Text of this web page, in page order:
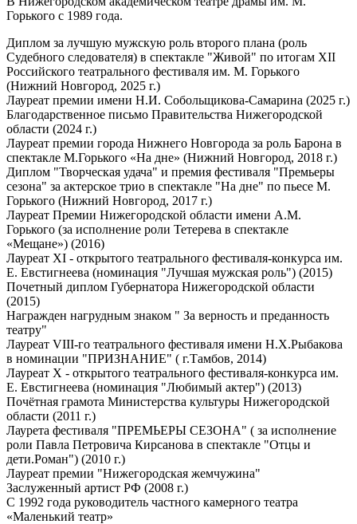
Горького с 1989 года.
Диплом за лучшую мужскую роль второго плана (роль
Судебного следователя) в спектакле "Живой" по итогам ХII
Российского театрального фестиваля им. М. Горького
(Нижний Новгород, 2025 г.)
Лауреат премии имени Н.И. Собольщикова-Самарина (2025 г.)
Благодарственное письмо Правительства Нижегородской
области (2024 г.)
Лауреат премии города Нижнего Новгорода за роль Барона в
спектакле М.Горького «На дне» (Нижний Новгород, 2018 г.)
Диплом "Творческая удача" и премия фестиваля "Премьеры
сезона" за актерское трио в спектакле "На дне" по пьесе М.
Горького (Нижний Новгород, 2017 г.)
Лауреат Премии Нижегородской области имени А.М.
Горького (за исполнение роли Тетерева в спектакле
«Мещане») (2016)
Лауреат ХI - открытого театрального фестиваля-конкурса им.
Е. Евстигнеева (номинация "Лучшая мужская роль") (2015)
Почетный диплом Губернатора Нижегородской области
(2015)
Награжден нагрудным знаком " За верность и преданность
театру"
Лауреат VIII-го театрального фестиваля имени Н.Х.Рыбакова
в номинации "ПРИЗНАНИЕ" ( г.Тамбов, 2014)
Лауреат Х - открытого театрального фестиваля-конкурса им.
Е. Евстигнеева (номинация "Любимый актер") (2013)
Почётная грамота Министерства культуры Нижегородской
области (2011 г.)
Лаурета фестиваля "ПРЕМЬЕРЫ СЕЗОНА" ( за исполнение
роли Павла Петровича Кирсанова в спектакле "Отцы и
дети.Роман") (2010 г.)
Лауреат премии "Нижегородская жемчужина"
Заслуженный артист РФ (2008 г.)
С 1992 года руководитель частного камерного театра
«Маленький театр»